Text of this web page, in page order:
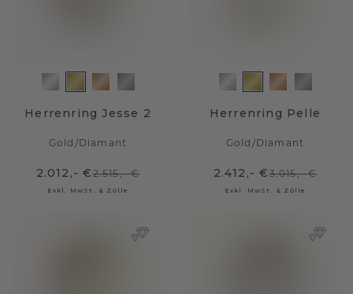
Herrenring Jesse 2
Gold /Diamant
2.012,- €2.515,- €
Exkl. MwSt. & Zölle
Herrenring Pelle
Gold /Diamant
2.412,- €3.015,- €
Exkl. MwSt. & Zölle